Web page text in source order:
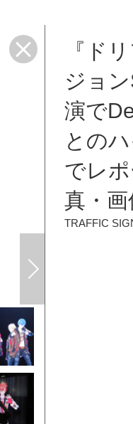
『ド
ジョ
演で
との
でレ
真・画
TRAFFIC